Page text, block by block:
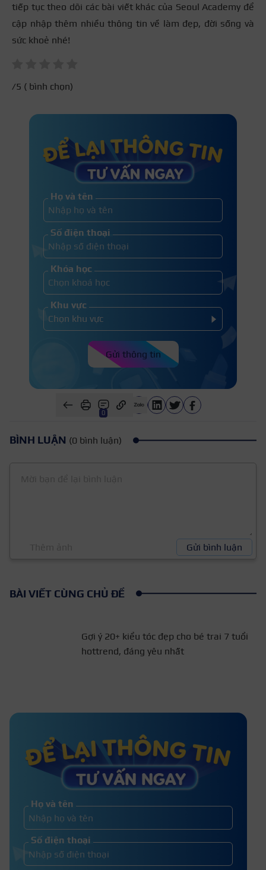
tiếp tục theo dõi các bài viết khác của Seoul Academy để
cập nhập thêm nhiều thông tin về làm đẹp, đời sống và
sức khoẻ nhé!
/5 ( bình chọn)
Họ và tên
Số điện thoại
Khóa học
Khu vực
Gửi thông tin
0
BÌNH LUẬN (0 bình luận)
Gửi bình luận
BÀI VIẾT CÙNG CHỦ ĐỀ
Gợi ý 20+ kiểu tóc đẹp cho bé trai 7 tuổi
hottrend, đáng yêu nhất
Top 33+ kiểu tóc layer học sinh
nam cực “cool ngầu”
Họ và tên
Số điện thoại